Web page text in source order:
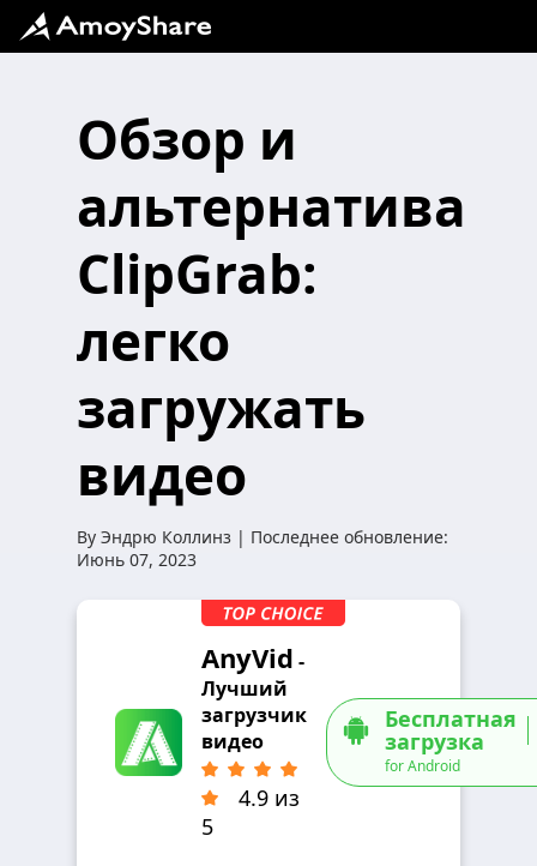
Обзор и
альтернатива
ClipGrab:
легко
загружать
видео
By Эндрю Коллинз | Последнее обновление:
Июнь 07, 2023
AnyVid -
Лучший
загрузчик
видео
4.9 из
5
Бесплатная
загрузка
for Android